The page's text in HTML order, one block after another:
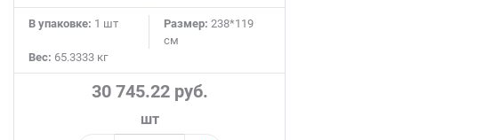
В упаковке: 1 шт Размер: 238*119
см
Вес: 65.3333 кг
30 745.22 руб.
шт